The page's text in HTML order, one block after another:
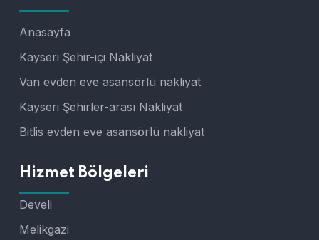
Anasayfa
Kayseri Şehir-içi Nakliyat
Van evden eve asansörlü nakliyat
Kayseri Şehirler-arası Nakliyat
Bitlis evden eve asansörlü nakliyat
Hizmet Bölgeleri
Develi
Melikgazi